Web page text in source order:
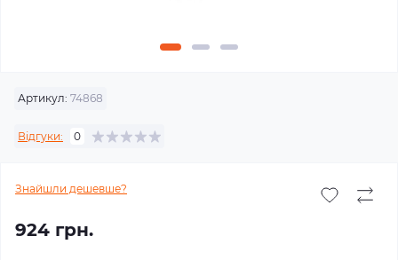
Артикул: 74868
Відгуки: 0
Знайшли дешевше?
924 грн.